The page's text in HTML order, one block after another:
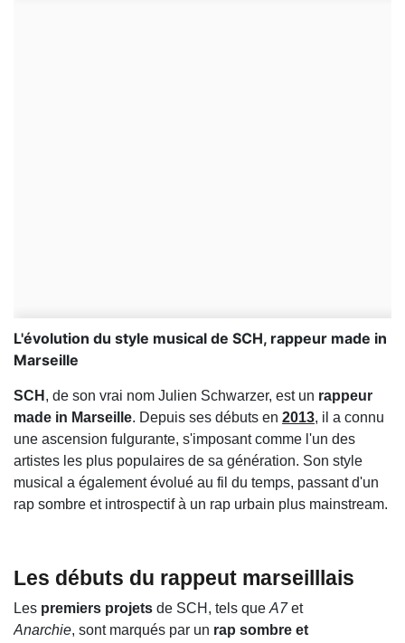
L'évolution du style musical de SCH, rappeur made in
Marseille
SCH , de son vrai nom Julien Schwarzer, est un rappeur
made in Marseille. Depuis ses débuts en 2013, il a connu
une ascension fulgurante, s'imposant comme l'un des
artistes les plus populaires de sa génération. Son style
musical a également évolué au fil du temps, passant d'un
rap sombre et introspectif à un rap urbain plus mainstream.
Les débuts du rappeut marseilllais
Les premiers projets de SCH, tels que A7et
Anarchie, sont marqués par un rap sombre et